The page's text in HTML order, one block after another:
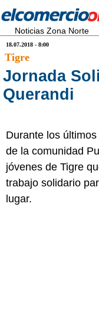
Noticias Zona Norte
18.07.2018 - 8:00
Tigre
Jornada
Querandi
Durante los
de la comunidad
jóvenes de Tigre
trabajo solidario
lugar.